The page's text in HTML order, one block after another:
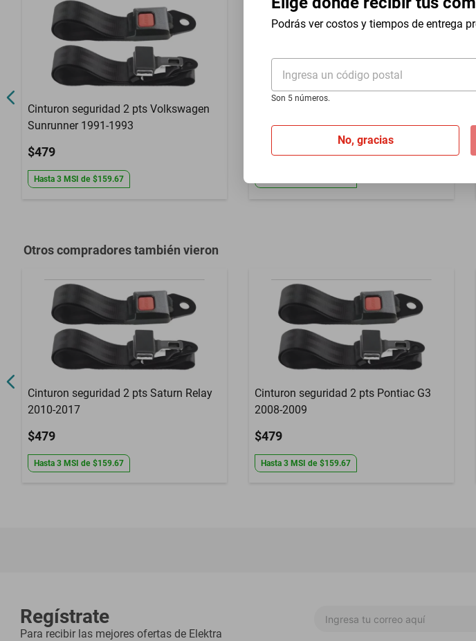
Podrás ver costos y tiempos de entrega
Ingresa un código postal
Son 5 números.
No, gracias
1976 a 1995
Compatibilidad
Garantía con Proveedor 3 Meses de garantia por daño de fabrica
Cinturon seguridad 2 pts Volkswagen
Sunrunner 1991-1993
$479
Hasta 3 MSI de $159.67
Gol 2019-2020
$479
Otros compradores también vieron
Cinturon seguridad 2 pts Saturn Relay
2010-2017
$479
Hasta 3 MSI de $159.67
Cinturon seguridad 2 pts Pontiac G3
2008-2009
$479
Hasta 3 MSI de $159.67
Regístrate
Para recibir las mejores ofertas de Elektra